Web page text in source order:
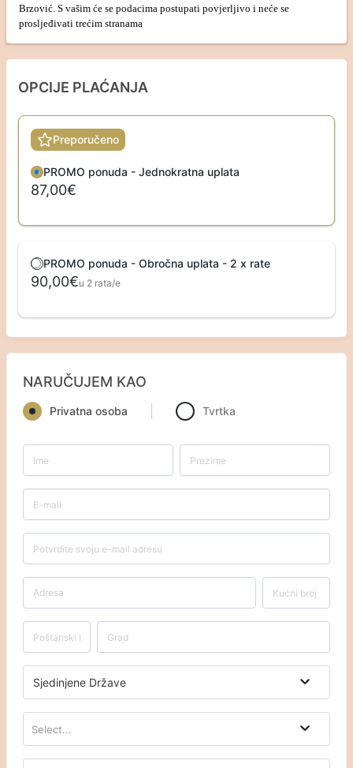
Brzović. S vašim će se podacima postupati povjerljivo i neće se
prosljeđivati trećim stranama
OPCIJE PLAĆANJA
PROMO ponuda - Jednokratna uplata
Preporučeno
87,00€
PROMO ponuda - Obročna uplata - 2 x rate
90,00€u 2 rata/e
NARUČUJEM KAO
Privatna osoba Tvrtka
Sjedinjene Države
Select...